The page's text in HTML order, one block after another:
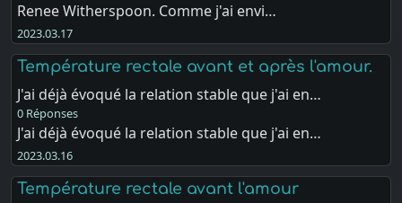
Renee Witherspoon. Comme j'ai envi…
2023.03.17
Température rectale avant et après l'amour.
J'ai déjà évoqué la relation stable que j'ai en…
0 Réponses
J'ai déjà évoqué la relation stable que j'ai en…
2023.03.16
Température rectale avant l'amour